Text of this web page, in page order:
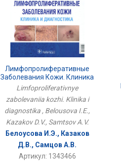
Лимфопролиферативные
Заболевания Кожи. Клиника
И Диагностика
Limfoproliferativnye
zabolevaniia kozhi. Klinika i
diagnostika , Belousova I.E.,
Kazakov D.V., Samtsov A.V.
Белоусова И.Э., Казаков
Д.В., Самцов А.В.
Артикул: 1343466